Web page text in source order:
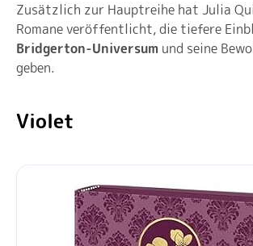
Zusätzlich zur Hauptreihe hat Julia
Romane veröffentlicht, die tiefere
Bridgerton-Universum und seine
geben.
Violet